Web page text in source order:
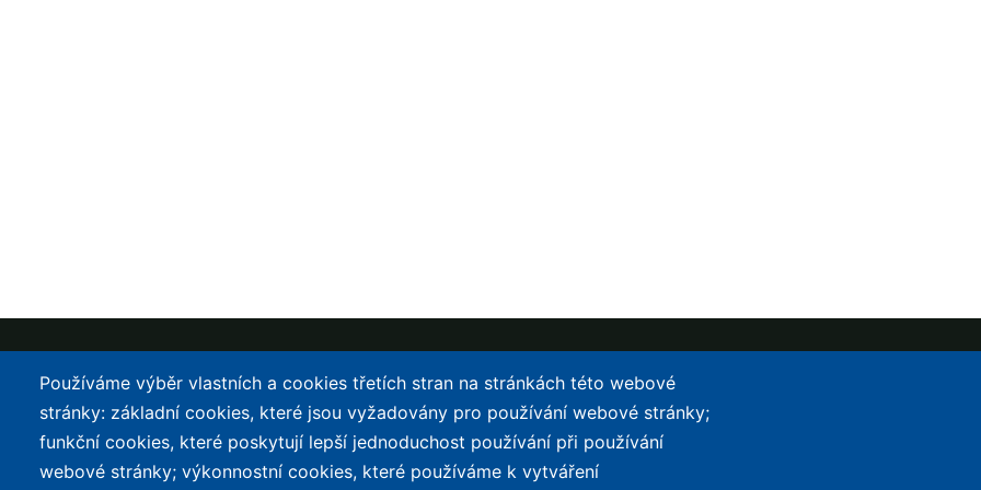
Články Všechna elektrokola
TOP LISTY Z DAT
Používáme výběr vlastních a cookies třetích stran na stránkách této webové
stránky: základní cookies, které jsou vyžadovány pro používání webové stránky;
funkční cookies, které poskytují lepší jednoduchost používání při používání
webové stránky; výkonnostní cookies, které používáme k vytváření